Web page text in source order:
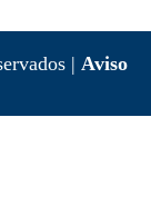
| Aviso